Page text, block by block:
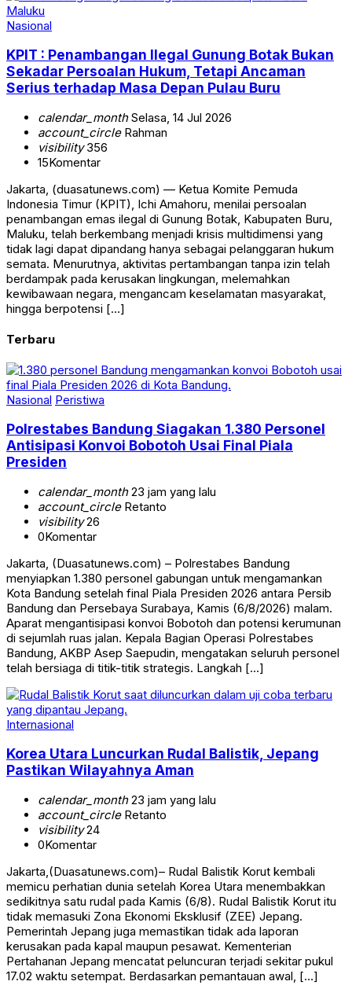
Nasional
KPIT : Penambangan Ilegal Gunung Botak Bukan
Sekadar Persoalan Hukum, Tetapi Ancaman
Serius terhadap Masa Depan Pulau Buru
calendar_monthSelasa, 14 Jul 2026
account_circleRahman
visibility356
15Komentar
Jakarta, (duasatunews.com) — Ketua Komite Pemuda
Indonesia Timur (KPIT), Ichi Amahoru, menilai persoalan
penambangan emas ilegal di Gunung Botak, Kabupaten Buru,
Maluku, telah berkembang menjadi krisis multidimensi yang
tidak lagi dapat dipandang hanya sebagai pelanggaran hukum
semata. Menurutnya, aktivitas pertambangan tanpa izin telah
berdampak pada kerusakan lingkungan, melemahkan
kewibawaan negara, mengancam keselamatan masyarakat,
hingga berpotensi […]
Terbaru
Nasional Peristiwa
Polrestabes Bandung Siagakan 1.380 Personel
Antisipasi Konvoi Bobotoh Usai Final Piala
Presiden
calendar_month23 jam yang lalu
account_circleRetanto
visibility26
0Komentar
Jakarta, (Duasatunews.com) – Polrestabes Bandung
menyiapkan 1.380 personel gabungan untuk mengamankan
Kota Bandung setelah final Piala Presiden 2026 antara Persib
Bandung dan Persebaya Surabaya, Kamis (6/8/2026) malam.
Aparat mengantisipasi konvoi Bobotoh dan potensi kerumunan
di sejumlah ruas jalan. Kepala Bagian Operasi Polrestabes
Bandung, AKBP Asep Saepudin, mengatakan seluruh personel
telah bersiaga di titik-titik strategis. Langkah […]
Internasional
Korea Utara Luncurkan Rudal Balistik, Jepang
Pastikan Wilayahnya Aman
calendar_month23 jam yang lalu
account_circleRetanto
visibility24
0Komentar
Jakarta,(Duasatunews.com)– Rudal Balistik Korut kembali
memicu perhatian dunia setelah Korea Utara menembakkan
sedikitnya satu rudal pada Kamis (6/8). Rudal Balistik Korut itu
tidak memasuki Zona Ekonomi Eksklusif (ZEE) Jepang.
Pemerintah Jepang juga memastikan tidak ada laporan
kerusakan pada kapal maupun pesawat. Kementerian
Pertahanan Jepang mencatat peluncuran terjadi sekitar pukul
17.02 waktu setempat. Berdasarkan pemantauan awal, […]